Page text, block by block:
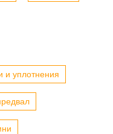
и уплотнения